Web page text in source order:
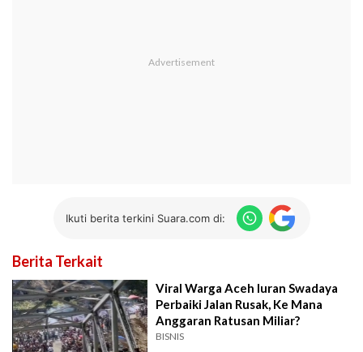
Ikuti berita terkini Suara.com di:
Berita Terkait
Viral Warga Aceh Iuran Swadaya
Perbaiki Jalan Rusak, Ke Mana
Anggaran Ratusan Miliar?
BISNIS